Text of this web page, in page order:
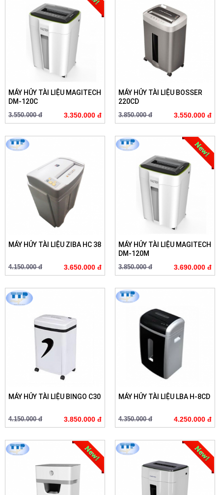
MÁY HỦY TÀI LIỆU MAGITECH
DM-120C
3.550.000 đ 3.350.000 đ
MÁY HỦY TÀI LIỆU BOSSER
220CD
3.850.000 đ 3.550.000 đ
MÁY HỦY TÀI LIỆU ZIBA HC 38
4.150.000 đ 3.650.000 đ
MÁY HỦY TÀI LIỆU MAGITECH
DM-120M
3.850.000 đ 3.690.000 đ
MÁY HỦY TÀI LIỆU BINGO C30
4.150.000 đ 3.850.000 đ
MÁY HỦY TÀI LIỆU LBA H-8CD
4.350.000 đ 4.250.000 đ